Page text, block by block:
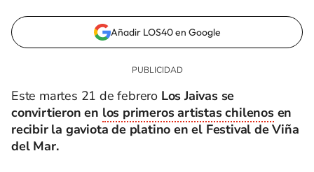
Añadir LOS40 en Google
Este martes 21 de febrero Los Jaivas se
convirtieron en los primeros artistas chilenosen
recibir la gaviota de platino en el Festival de Viña
del Mar.